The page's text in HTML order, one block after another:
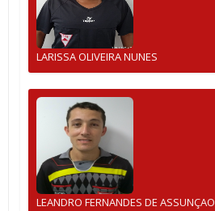
LARISSA OLIVEIRA NUNES
LEANDRO FERNANDES DE ASSUNÇAO